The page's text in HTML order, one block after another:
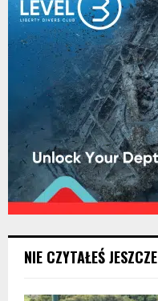
NIE CZYTAŁEŚ JESZCZE